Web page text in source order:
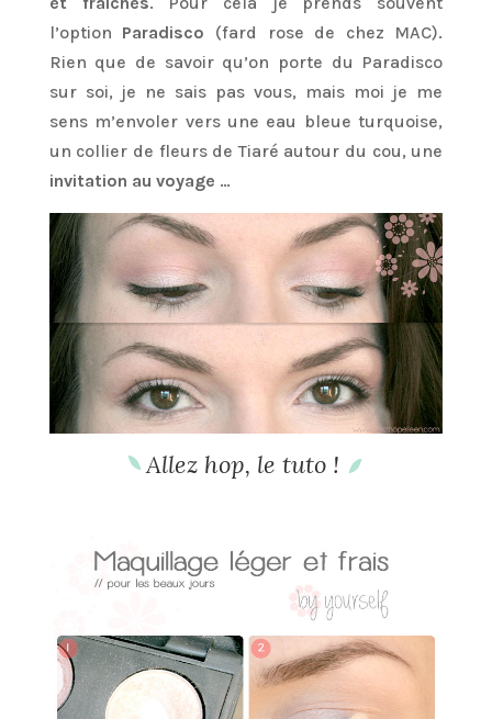
l’option Paradisco (fard rose de chez MAC).
Rien que de savoir qu’on porte du Paradisco
sur soi, je ne sais pas vous, mais moi je me
sens m’envoler vers une eau bleue turquoise,
un collier de fleurs de Tiaré autour du cou, une
invitation au voyage …
Allez hop, le tuto !